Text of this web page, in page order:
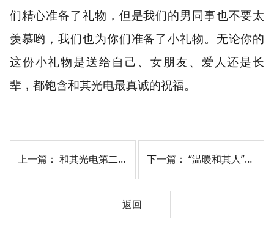
们精心准备了礼物，但是我们的男同事也不要太
羡慕哟，我们也为你们准备了小礼物。无论你的
这份小礼物是送给自己、女朋友、爱人还是长
辈，都饱含和其光电最真诚的祝福。
上一篇：和其光电第二届台球赛圆满收官 下一篇： “温暖和其人”线上联欢晚会圆满收官
返回